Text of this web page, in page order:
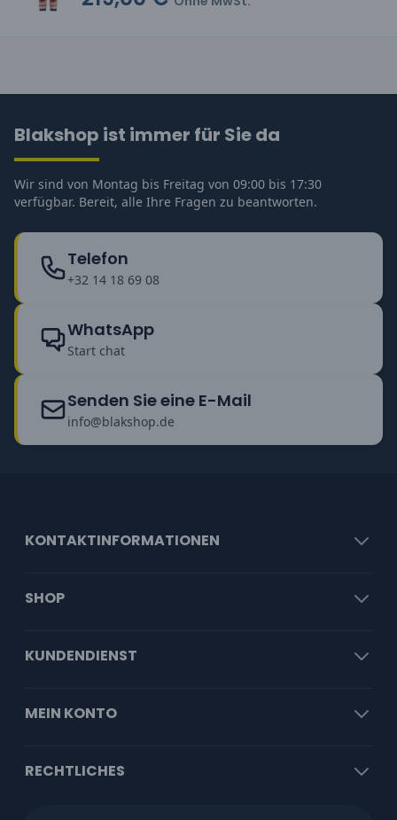
Blakshop ist immer für Sie da
Wir sind von Montag bis Freitag von 09:00 bis 17:30
verfügbar. Bereit, alle Ihre Fragen zu beantworten.
Telefon
+32 14 18 69 08
WhatsApp
Start chat
Senden Sie eine E-Mail
info@blakshop.de
KONTAKTINFORMATIONEN
SHOP
KUNDENDIENST
MEIN KONTO
RECHTLICHES